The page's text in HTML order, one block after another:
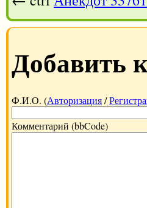
Добавить
Ф.И.О. (Авторизация/
Комментарий (bbCode)